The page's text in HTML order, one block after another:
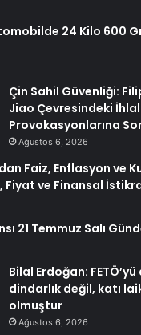
24 Kilo 600
Çin Sahil Güvenliği:
Jiao Çevresindeki
Provokasyonlarına
Ağustos 6, 2026
Faiz, Enflasyon ve
Fiyat ve Finansal
21 Temmuz Salı
Bilal Erdoğan:
dindarlık değil, katı
olmuştur
Ağustos 6, 2026